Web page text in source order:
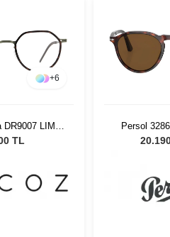
+6
DR9007 LIME-
51-19
TL
Persol
Unisex